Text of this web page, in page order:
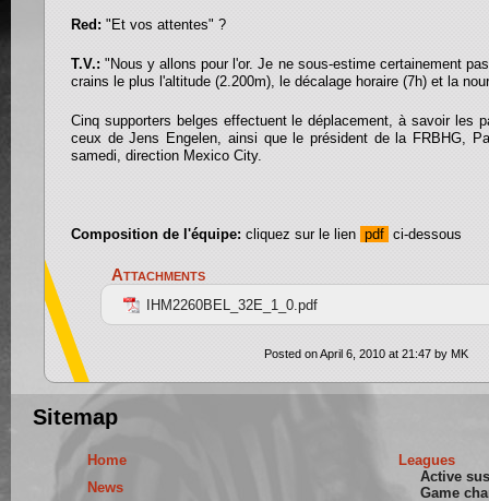
Red: "Et vos attentes" ?
T.V.:"Nous y allons pour l'or. Je ne sous-estime certainement
crains le plus l'altitude (2.200m), le décalage horaire (7h) et la
Cinq supporters belges effectuent le déplacement, à savoir les
ceux de Jens Engelen, ainsi que le président de la FRBHG,
samedi, direction Mexico City.
Composition de l'équipe: cliquez sur le lien pdf ci-dessous
Attachments
IHM2260BEL_32E_1_0.pdf
Posted on April 6, 2010 at 21:47 by MK
Sitemap
Home
News
Leagues
Active
Game